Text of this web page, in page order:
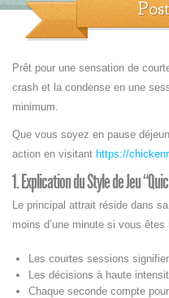
Prêt pour une sensation de
crash et la condense en une
minimum.
Que vous soyez en pause
action en visitant https://
1. Explication du Style de Jeu
Le principal attrait réside dans
moins d’une minute si vous êtes
Les courtes sessions
Les décisions à haute
Chaque seconde compte